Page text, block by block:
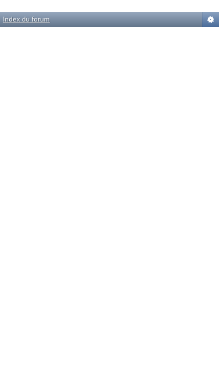
Index du forum